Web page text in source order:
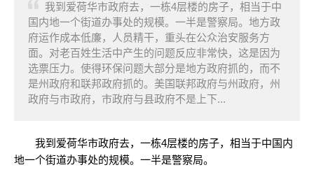
我到爱荷华市政府去，一栋4层楼的房子，相当于中
国内地一个街道办事处的规模。一半是警察局。地方政
府运作成本低廉，人员精干，重头在公众治安服务方
面。对老百姓生活中产生的问题反应非常快，这是因为
选票压力。使得环保问题大部分是地方政府抓的，而不
是州政府和联邦政府抓的。美国联邦政府与州政府，州
政府与市政府，市政府与县政府不是上下...
我到爱荷华市政府去，一栋4层楼的房子，相当于中国内
地一个街道办事处的规模。一半是警察局。